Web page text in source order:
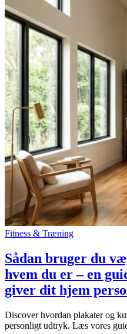
Fitness & Træning
Sådan bruger du
hvem du er – en
giver dit hjem
Discover hvordan plakater og
personligt udtryk. Læs vores